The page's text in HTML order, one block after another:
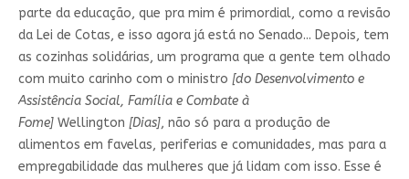
parte da educação, que pra mim é primordial, como a revisão
da Lei de Cotas, e isso agora já está no Senado... Depois, tem
as cozinhas solidárias, um programa que a gente tem olhado
com muito carinho com o ministro [do Desenvolvimento e
Assistência Social, Família e Combate à
Fome]Wellington [Dias], não só para a produção de
alimentos em favelas, periferias e comunidades, mas para a
empregabilidade das mulheres que já lidam com isso. Esse é